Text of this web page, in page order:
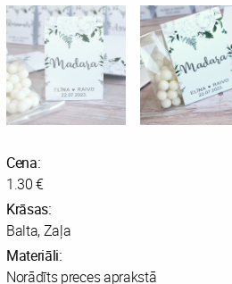
Cena:
1.30 €
Krāsas:
Balta, Zaļa
Materiāli:
Norādīts preces aprakstā